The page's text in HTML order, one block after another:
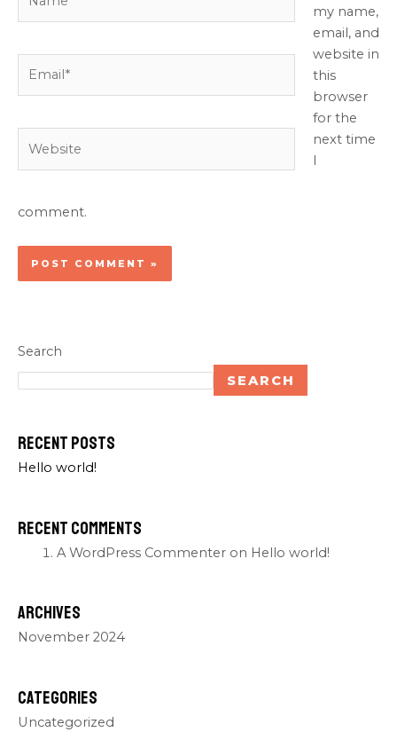
my name,
email, and
website in
this
browser
for the
next time
I
comment.
Search
SEARCH
Recent Posts
Hello world!
Recent Comments
A WordPress Commenteron Hello world!
Archives
November 2024
Categories
Uncategorized